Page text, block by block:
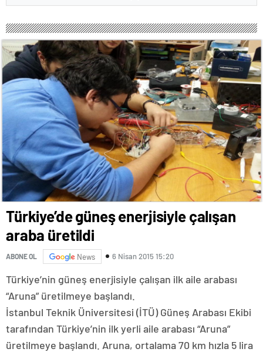
Türkiye’de güneş enerjisiyle çalışan
araba üretildi
ABONE OL News 6 Nisan 2015 15:20
Türkiye’nin güneş enerjisiyle çalışan ilk aile arabası
“Aruna” üretilmeye başlandı.
İstanbul Teknik Üniversitesi (İTÜ) Güneş Arabası Ekibi
tarafından Türkiye’nin ilk yerli aile arabası “Aruna”
üretilmeye başlandı. Aruna, ortalama 70 km hızla 5 lira